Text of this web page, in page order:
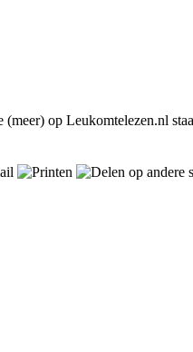
op Leukomtelezen.nl